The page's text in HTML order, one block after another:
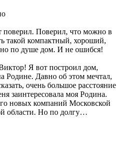
поверил. Поверил, что можно в
такой компактный, хороший,
по душе дом. И не ошибся!
Я вот построил дом,
Родине. Давно об этом мечтал,
очень большое расстояние
заинтересовала моя Родина.
новых компаний Московской
области. Но по долгу…